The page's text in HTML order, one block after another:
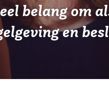
belang om
en